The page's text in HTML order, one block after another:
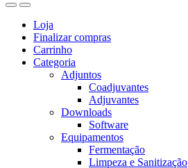
Loja
Finalizar compras
Carrinho
Categoria
Adjuntos
Coadjuvantes
Adjuvantes
Downloads
Software
Equipamentos
Fermentação
Limpeza e Sanitização